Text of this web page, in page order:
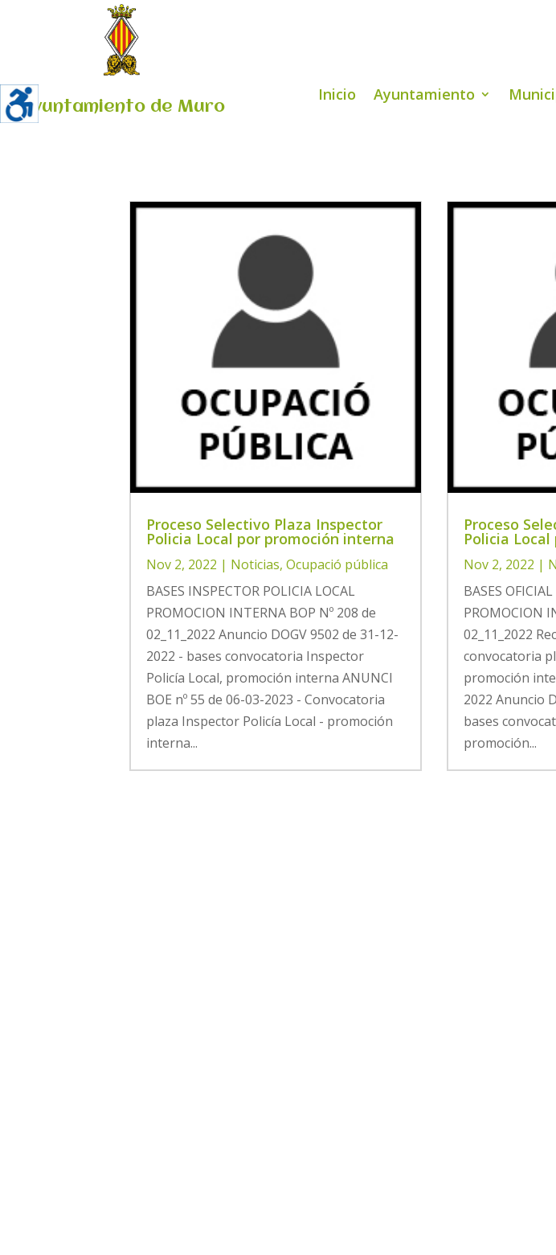
Ayuntamiento de Muro
Inicio Ayuntamiento
Proceso Selectivo Plaza Inspector
Policia Local por promoción interna
Nov 2, 2022 | Noticias,Ocupació pública
BASES INSPECTOR POLICIA LOCAL
PROMOCION INTERNA BOP Nº 208 de
02_11_2022 Anuncio DOGV 9502 de 31-12-
2022 - bases convocatoria Inspector
Policía Local, promoción interna ANUNCI
BOE nº 55 de 06-03-2023 - Convocatoria
plaza Inspector Policía Local - promoción
interna...
Proceso
Policia
Nov 2, 2022 |
BASES
PROMOCION
02_11_2022
convocatoria
promoción
2022 Anuncio
bases
promoción...